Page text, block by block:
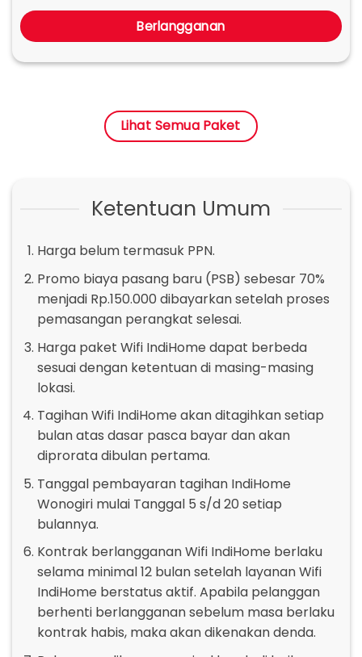
Berlangganan
Lihat Semua Paket
Ketentuan Umum
Harga belum termasuk PPN.
Promo biaya pasang baru (PSB) sebesar 70%
menjadi Rp.150.000 dibayarkan setelah proses
pemasangan perangkat selesai.
Harga paket Wifi IndiHome dapat berbeda
sesuai dengan ketentuan di masing-masing
lokasi.
Tagihan Wifi IndiHome akan ditagihkan setiap
bulan atas dasar pasca bayar dan akan
diprorata dibulan pertama.
Tanggal pembayaran tagihan IndiHome
Wonogiri mulai Tanggal 5 s/d 20 setiap
bulannya.
Kontrak berlangganan Wifi IndiHome berlaku
selama minimal 12 bulan setelah layanan Wifi
IndiHome berstatus aktif. Apabila pelanggan
berhenti berlangganan sebelum masa berlaku
kontrak habis, maka akan dikenakan denda.